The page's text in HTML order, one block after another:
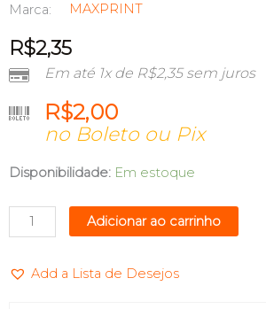
Marca: MAXPRINT
R$2,35
Em até 1x de R$2,35sem juros
R$2,00
no Boleto ou Pix
Disponibilidade: Em estoque
CANETA
TEXTO
NEEDS
PONTA
Adicionar ao carrinho
Add a Lista de Desejos